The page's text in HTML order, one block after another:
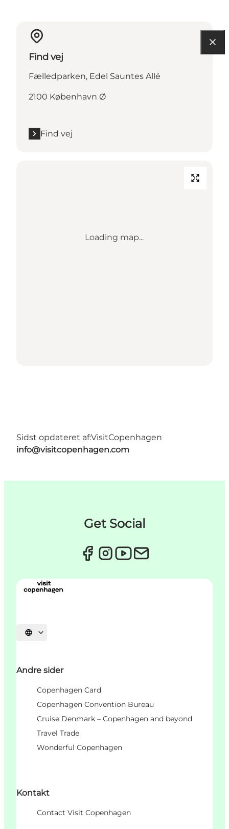
Find vej
Fælledparken, Edel Sauntes Allé
2100 København Ø
Find vej
Loading map...
Sidst opdateret af:VisitCopenhagen
info@visitcopenhagen.com
Get Social
Vælg sprog
Andre sider
Copenhagen Card
Copenhagen Convention Bureau
Cruise Denmark – Copenhagen and beyond
Travel Trade
Wonderful Copenhagen
Kontakt
Contact Visit Copenhagen